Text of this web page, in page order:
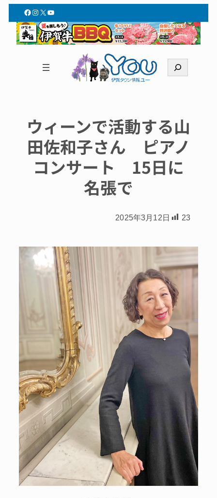
Facebook
Instagram
X YouTube
索
ウィーンで活動する山
田佐和子さん ピアノ
コンサート 15日に
名張で
2025年3月12日 23